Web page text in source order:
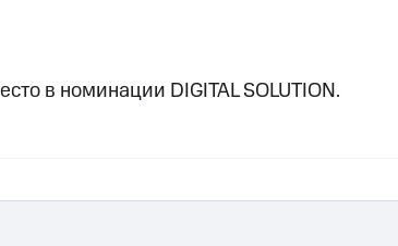
в номинации DIGITAL SOLUTION.